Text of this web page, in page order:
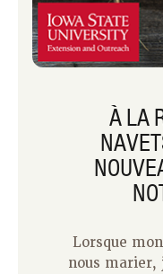
nous le
le coupions
qu’un
toujours
À LA
Lorsque
nous